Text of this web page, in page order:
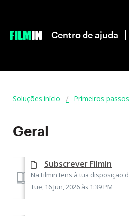
|
Centro de ajuda
Soluções início Primeiros passos
Geral
Subscrever Filmin
Tue, 16 Jun, 2026 às 1:39 PM